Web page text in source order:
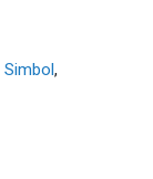
Simbol,